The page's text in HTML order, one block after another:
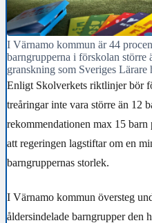
I Värnamo kommun är 44
barngrupperna i förskolan större
granskning som Sveriges
Enligt Skolverkets riktlinjer bör
treåringar inte vara större än 12
rekommendationen max 15
att regeringen lagstiftar om en
barngruppernas storlek.
I Värnamo kommun översteg
åldersindelade barngrupper den